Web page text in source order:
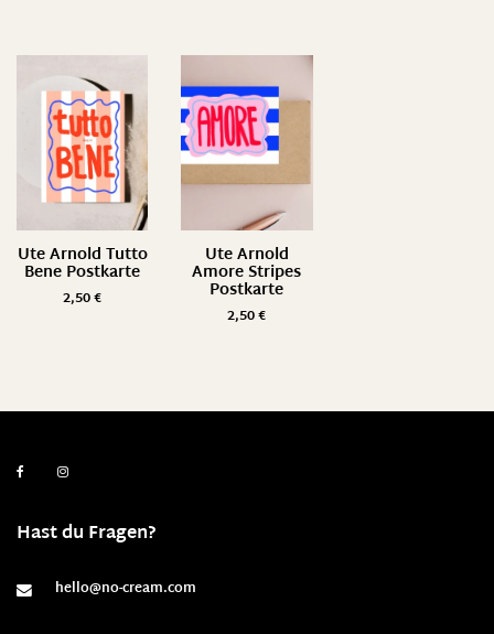
Ute Arnold Tutto
Bene Postkarte
2,50€
Ute Arnold
Amore Stripes
Postkarte
2,50€
Hast du Fragen?
hello@no-cream.com